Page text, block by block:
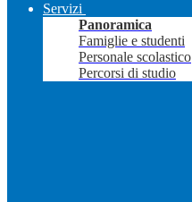
Servizi
Panoramica
Famiglie e studenti
Personale scolastico
Percorsi di studio